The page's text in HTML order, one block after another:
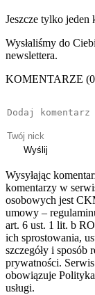
Jeszcze tylko jeden
Wysłaliśmy do
newslettera.
KOMENTARZE
Wyślij
Wysyłając
komentarzy w
osobowych jest
umowy –
art. 6 ust. 1 lit. b
ich sprostowania,
szczegóły i
prywatności.
obowiązuje
usługi.